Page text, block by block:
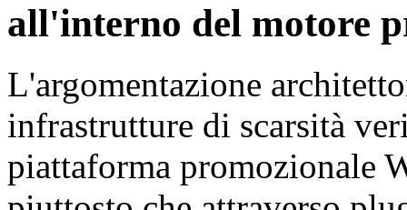
all'interno del motore
L'argomentazione
infrastrutture di scarsità
piattaforma promozionale